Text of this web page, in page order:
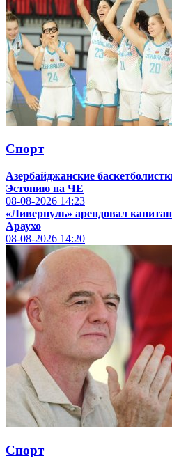
Спорт
Азербайджанские
Эстонию на ЧЕ
08-08-2026 14:23
«Ливерпуль» арендовал
Араухо
08-08-2026 14:20
Спорт